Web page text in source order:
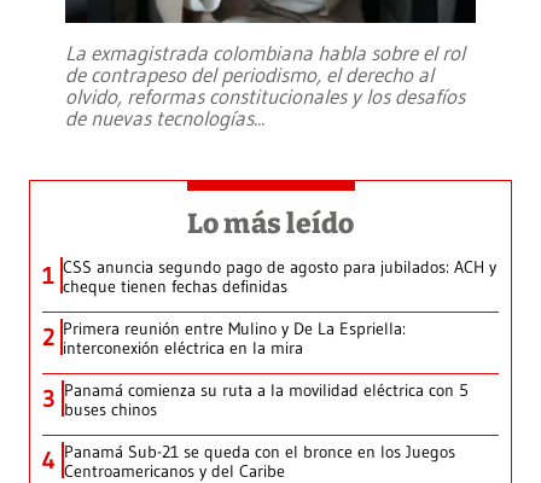
La exmagistrada colombiana habla sobre el rol
de contrapeso del periodismo, el derecho al
olvido, reformas constitucionales y los desafíos
de nuevas tecnologías...
Lo más leído
1 CSS anuncia segundo pago de agosto para jubilados: ACH y
cheque tienen fechas definidas
2 Primera reunión entre Mulino y De La Espriella:
interconexión eléctrica en la mira
3 Panamá comienza su ruta a la movilidad eléctrica con 5
buses chinos
4 Panamá Sub-21 se queda con el bronce en los Juegos
Centroamericanos y del Caribe